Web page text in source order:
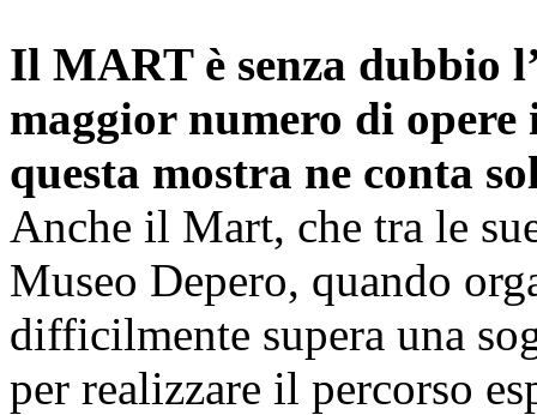
Il MART è senza dubbio
maggior numero di
questa mostra ne conta
Anche il Mart, che tra le
Museo Depero, quando
difficilmente supera una
per realizzare il percorso